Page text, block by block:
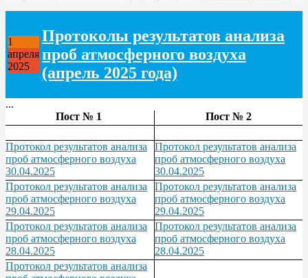
1
апреля
2025
Протоколы результатов анализа
проб атмосферного воздуха
(апрель 2025 года)
...
Пост № 1
Пост № 2
Протокол результатов анализа
проб атмосферного воздуха
30.04.2025
Протокол результатов анализа
проб атмосферного воздуха
30.04.2025
Протокол результатов анализа
проб атмосферного воздуха
29.04.2025
Протокол результатов анализа
проб атмосферного воздуха
29.04.2025
Протокол результатов анализа
проб атмосферного воздуха
28.04.2025
Протокол результатов анализа
проб атмосферного воздуха
28.04.2025
Протокол результатов анализа